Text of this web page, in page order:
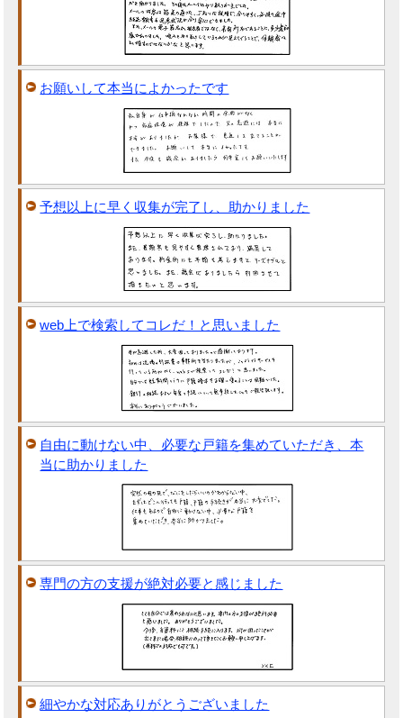
お願いして本当によかったです
予想以上に早く収集が完了し、助かりました
web上で検索してコレだ！と思いました
自由に動けない中、必要な戸籍を集めていただき、本
当に助かりました
専門の方の支援が絶対必要と感じました
細やかな対応ありがとうございました